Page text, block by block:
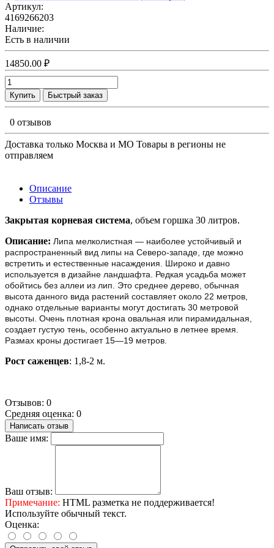
Артикул:
4169266203
Наличие:
Есть в наличии
14850.00 ₽
Купить Быстрый заказ
0 отзывов
Доставка только Москва и МО Товары в регионы не
отправляем
Описание
Отзывы
Закрытая корневая система, объем горшка 30 литров.
Описание: Липа мелколистная — наиболее устойчивый и
распространенный вид липы на Северо-западе, где можно
встретить и естественные насаждения. Широко и давно
используется в дизайне ландшафта. Редкая усадьба может
обойтись без аллеи из лип. Это среднее дерево, обычная
высота данного вида растений составляет около 22 метров,
однако отдельные варианты могут достигать 30 метровой
высоты. Очень плотная крона овальная или пирамидальная,
создает густую тень, особенно актуально в летнее время.
Размах кроны достигает 15—19 метров.
Рост саженцев: 1,8-2 м.
Отзывов: 0
Средняя оценка: 0
Написать отзыв
Ваше имя:
Ваш отзыв:
Примечание: HTML разметка не поддерживается!
Используйте обычный текст.
Оценка: